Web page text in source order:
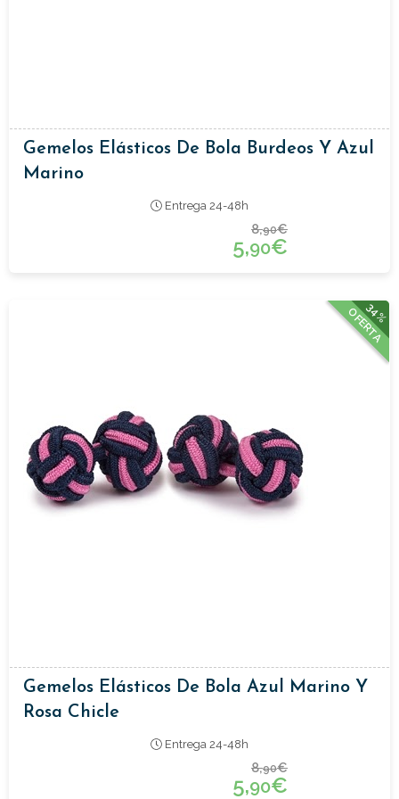
Gemelos Elásticos De Bola Burdeos Y Azul
Marino
Entrega 24-48h
8,90€
5,90€
34%
OFERTA
Gemelos Elásticos De Bola Azul Marino Y
Rosa Chicle
Entrega 24-48h
8,90€
5,90€